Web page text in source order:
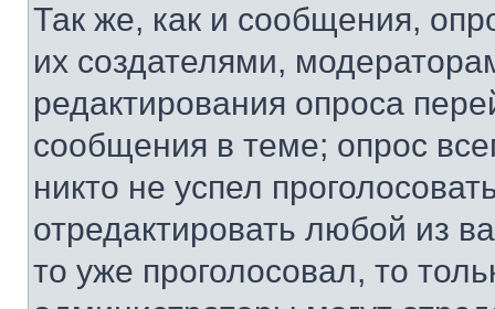
Так же, как и сообщения,
их создателями,
редактирования опроса
сообщения в теме; опрос
никто не успел
отредактировать любой из
то уже проголосовал, то